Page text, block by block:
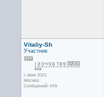
Vitaliy-Sh
Участник
с фев 2021
Москва
Сообщений: 649